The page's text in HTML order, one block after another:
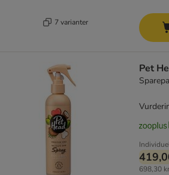
7 varianter
Pet
698,30